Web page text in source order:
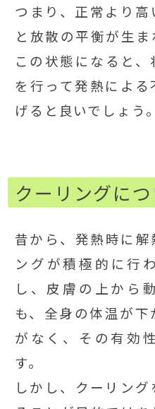
つまり、正常より
と放散の平衡が生ま
この状態になると
を行って発熱によ
げると良いでしょう。
クーリングにつ
昔から、発熱時に解
ングが積極的に行
し、皮膚の上から
も、全身の体温が
がなく、その有効
す。
しかし、クーリン